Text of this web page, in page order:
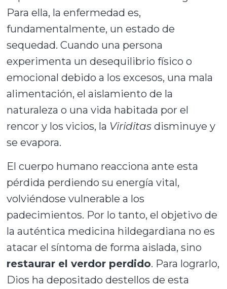
Para ella, la enfermedad es,
fundamentalmente, un estado de
sequedad. Cuando una persona
experimenta un desequilibrio físico o
emocional debido a los excesos, una mala
alimentación, el aislamiento de la
naturaleza o una vida habitada por el
rencor y los vicios, la Viriditas disminuye y
se evapora.
El cuerpo humano reacciona ante esta
pérdida perdiendo su energía vital,
volviéndose vulnerable a los
padecimientos. Por lo tanto, el objetivo de
la auténtica medicina hildegardiana no es
atacar el síntoma de forma aislada, sino
restaurar el verdor perdido. Para lograrlo,
Dios ha depositado destellos de esta